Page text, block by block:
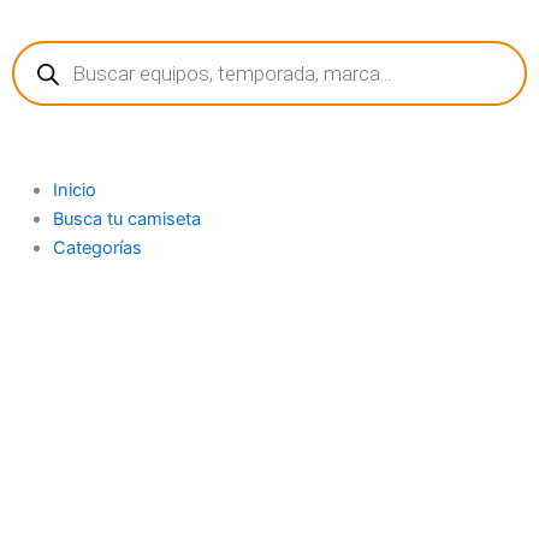
contenido
Búsqueda
de
productos
Inicio
Busca tu camiseta
Categorías